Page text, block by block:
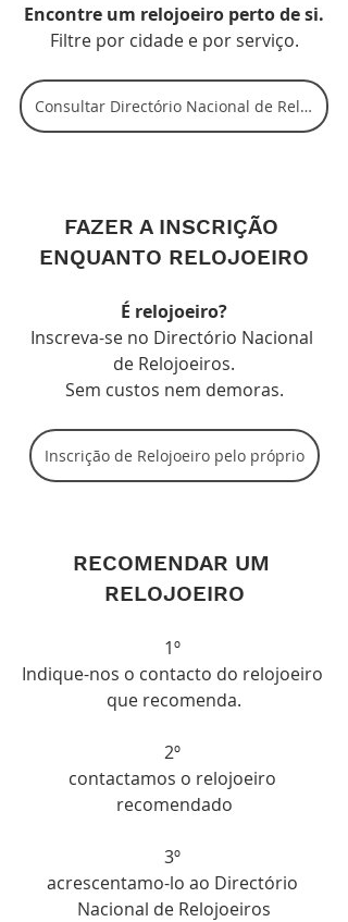
Encontre um relojoeiro perto de si.
Filtre por cidade e por serviço.
Consultar Directório Nacional de Relojoeiros
FAZER A INSCRIÇÃO
ENQUANTO RELOJOEIRO
É relojoeiro?
Inscreva-se no Directório Nacional
de Relojoeiros.
Sem custos nem demoras.
Inscrição de Relojoeiro pelo próprio
RECOMENDAR UM
RELOJOEIRO
1º
Indique-nos o contacto do relojoeiro
que recomenda.
2º
contactamos o relojoeiro
recomendado
3º
acrescentamo-lo ao Directório
Nacional de Relojoeiros